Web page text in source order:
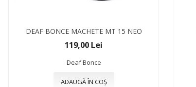
DEAF BONCE MACHETE MT 15 NEO
119,00 Lei
Deaf Bonce
ADAUGĂ ÎN COȘ